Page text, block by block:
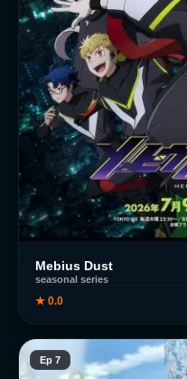
Mebius Dust
seasonal series
★ 0.0
Ep 7